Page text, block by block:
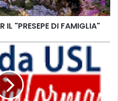
IL "PRESEPE DI FAMIGLIA"